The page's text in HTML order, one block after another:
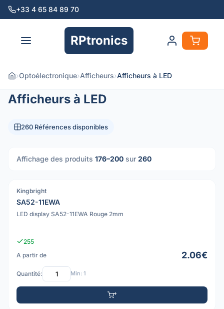
+33 4 65 84 89 70
RPtronics
›Optoélectronique›Afficheurs›Afficheurs à LED
Afficheurs à LED
260 Références disponibles
Affichage des produits 176–200 sur 260
PDF
Kingbright
SA52-11EWA
LED display SA52-11EWA Rouge 2mm
255
A partir de
2.06€
Quantité: Min: 1